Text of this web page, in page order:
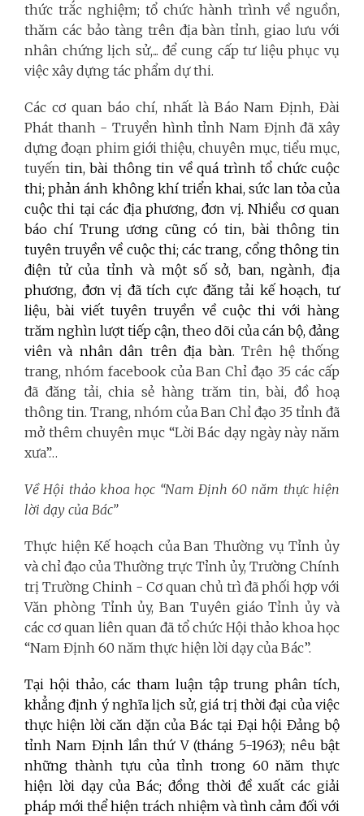
thức trắc nghiệm; tổ chức hành trình về nguồn,
thăm các bảo tàng trên địa bàn tỉnh, giao lưu với
nhân chứng lịch sử,... để cung cấp tư liệu phục vụ
việc xây dựng tác phẩm dự thi.
Các cơ quan báo chí, nhất là Báo Nam Định, Đài
Phát thanh - Truyền hình tỉnh Nam Định đã xây
dựng đoạn phim giới thiệu, chuyên mục, tiểu mục,
tuyến tin, bài thông tin về quá trình tổ chức cuộc
thi; phản ánh không khí triển khai, sức lan tỏa của
cuộc thi tại các địa phương, đơn vị. Nhiều cơ quan
báo chí Trung ương cũng có tin, bài thông tin
tuyên truyền về cuộc thi; các trang, cổng thông tin
điện tử của tỉnh và một số sở, ban, ngành, địa
phương, đơn vị đã tích cực đăng tải kế hoạch, tư
liệu, bài viết tuyên truyền về cuộc thi với hàng
trăm nghìn lượt tiếp cận, theo dõi của cán bộ, đảng
viên và nhân dân trên địa bàn. Trên hệ thống
trang, nhóm facebook của Ban Chỉ đạo 35 các cấp
đã đăng tải, chia sẻ hàng trăm tin, bài, đồ hoạ
thông tin. Trang, nhóm của Ban Chỉ đạo 35 tỉnh đã
mở thêm chuyên mục “Lời Bác dạy ngày này năm
xưa”…
Về Hội thảo khoa học “Nam Định 60 năm thực hiện
lời dạy của Bác”
Thực hiện Kế hoạch của Ban Thường vụ Tỉnh ủy
và chỉ đạo của Thường trực Tỉnh ủy, Trường Chính
trị Trường Chinh - Cơ quan chủ trì đã phối hợp với
Văn phòng Tỉnh ủy, Ban Tuyên giáo Tỉnh ủy và
các cơ quan liên quan đã tổ chức Hội thảo khoa học
“Nam Định 60 năm thực hiện lời dạy của Bác”.
Tại hội thảo, các tham luận tập trung phân tích,
khẳng định ý nghĩa lịch sử, giá trị thời đại của việc
thực hiện lời căn dặn của Bác tại Đại hội Đảng bộ
tỉnh Nam Định lần thứ V (tháng 5-1963); nêu bật
những thành tựu của tỉnh trong 60 năm thực
hiện lời dạy của Bác; đồng thời đề xuất các giải
pháp mới thể hiện trách nhiệm và tình cảm đối với